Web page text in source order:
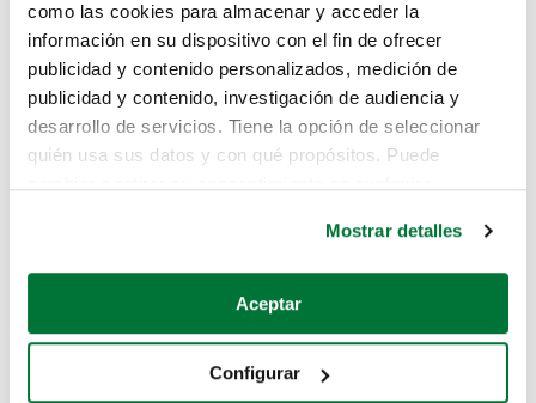
como las cookies para almacenar y acceder la
información en su dispositivo con el fin de ofrecer
publicidad y contenido personalizados, medición de
publicidad y contenido, investigación de audiencia y
desarrollo de servicios. Tiene la opción de seleccionar
quién usa sus datos y con qué propósitos. Puede
Si lo permite, también quisiéramos:
Recopilar información sobre su ubicación geográfica
Identificar su dispositivo analizándolo activamente
Mostrar detalles
Aceptar
Configurar
Lo sentimos, no sabemos como
te hemos traido hasta aquí.
Pero puedes encontrar el coche que estás
buscando en alguno de estos enlaces:
Coches de segunda mano
Coches de km0